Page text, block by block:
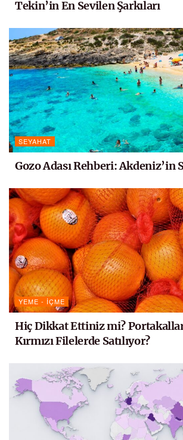
Tekin’in En Sevilen Şarkıları
SEYAHAT
Gozo Adası Rehberi: Akdeniz’in
YEME - İÇME
Hiç Dikkat Ettiniz mi?
Kırmızı Filelerde Satılıyor?